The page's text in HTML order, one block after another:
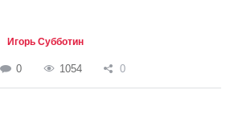
Игорь Субботин
0 1054 0